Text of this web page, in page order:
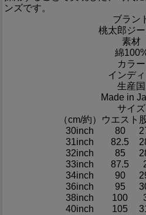
ンズです。
ブラン
桃太郎ジ
素材
綿
カラー
インデ
生産国
Made in
サイズ
（cm/約）
ウエスト
30inch
80
31inch
82.5
32inch
85
33inch
87.5
34inch
90
36inch
95
38inch
100
40inch
105